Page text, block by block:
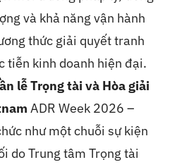
và khả năng vận hành
thức giải quyết tranh
tiễn kinh doanh hiện đại.
lễ Trọng tài và Hòa giải
ADR Week 2026 –
như một chuỗi sự kiện
do Trung tâm Trọng tài